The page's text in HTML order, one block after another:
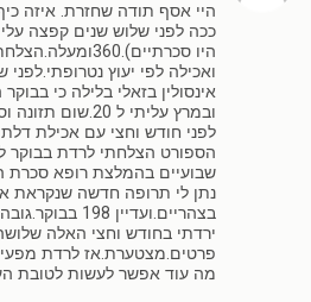
היי אסף תודה שחזרת. איזה
ככה לפני שלוש שנים קפצה
היו
ואכילה לפי יעוץ
ובמרץ עליתי ל
לפני חודש וחצי עם אכילת
שבועיים בהמלצת רופא סכרת
נתן לי תרופה חדשה שנקראת
ירדתי בחודש וחצי האלה
פרטים.מצטערת.אז לרדת
מה עוד אפשר לעשות לטובת